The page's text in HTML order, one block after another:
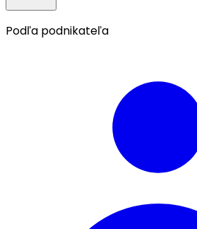
Podľa podnikateľa